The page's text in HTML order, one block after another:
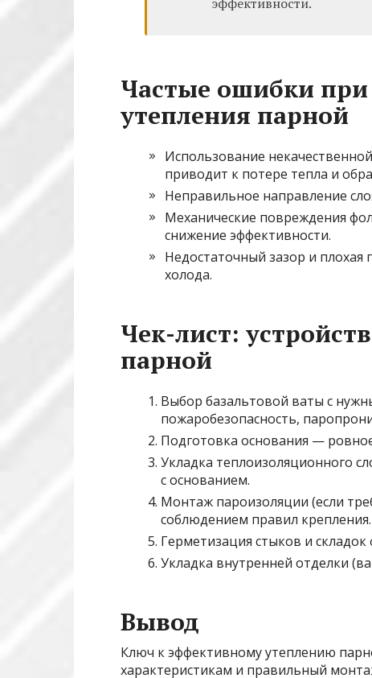
Частые ошибки при
утепления парной
Использование
приводит к потере тепла и
Неправильное направление
Механические повреждения
снижение эффективности.
Недостаточный зазор и
холода.
Чек-лист:
парной
Выбор базальтовой ваты с
пожаробезопасность,
Подготовка основания —
Укладка теплоизоляционного
с основанием.
Монтаж пароизоляции (если
соблюдением правил крепления.
Герметизация стыков и
Укладка внутренней отделки
Вывод
Ключ к эффективному утеплению
характеристикам и правильный